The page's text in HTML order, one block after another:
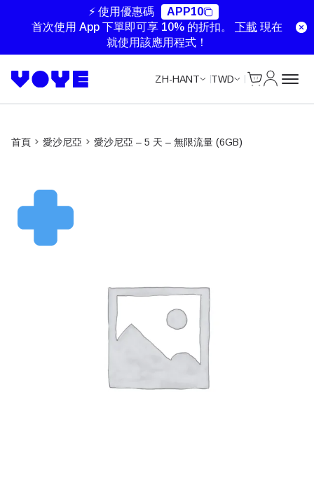
⚡ 使用優惠碼
APP10
首次使用 App 下單即可享 10% 的折扣。 下載 現在
就使用該應用程式！
ZH-HANT TWD
首頁 愛沙尼亞 愛沙尼亞 – 5 天 – 無限流量 (6GB)